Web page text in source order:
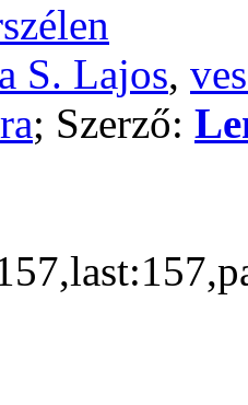
S. Lajos,
; Szerző: